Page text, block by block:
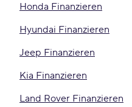
Honda Finanzieren
Hyundai Finanzieren
Jeep Finanzieren
Kia Finanzieren
Land Rover Finanzieren